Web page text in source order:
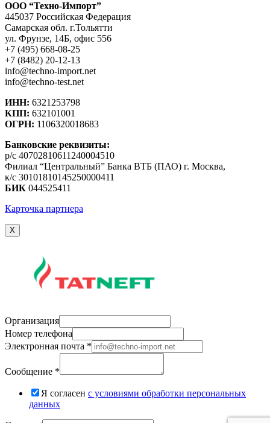
ООО “Техно-Импорт”
445037 Российская Федерация
Самарская обл. г.Тольятти
ул. Фрунзе, 14Б, офис 556
+7 (495) 668-08-25
+7 (8482) 20-12-13
info@techno-import.net
info@techno-test.net
ИНН: 6321253798
КПП: 632101001
ОГРН: 1106320018683
Банковские реквизиты:
р/с 40702810611240004510
Филиал “Центральный” Банка ВТБ (ПАО) г. Москва,
к/с 30101810145250000411
БИК 044525411
Карточка партнера
X
Организация
Номер телефона
Электронная почта *
Сообщение *
Я согласен c условиями обработки персональных
данных